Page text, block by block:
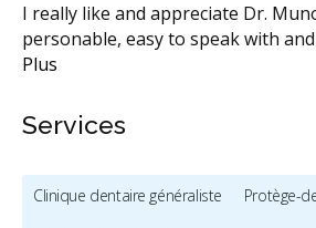
I really like and appreciate Dr.
personable, easy to speak with
Plus
Services
Clinique dentaire généraliste
Protège-